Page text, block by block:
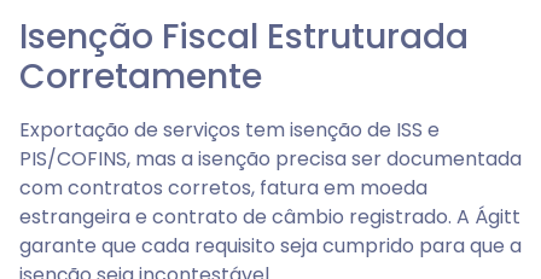
Isenção Fiscal Estruturada
Corretamente
Exportação de serviços tem isenção de ISS e
PIS/COFINS, mas a isenção precisa ser documentada
com contratos corretos, fatura em moeda
estrangeira e contrato de câmbio registrado. A Ágitt
garante que cada requisito seja cumprido para que a